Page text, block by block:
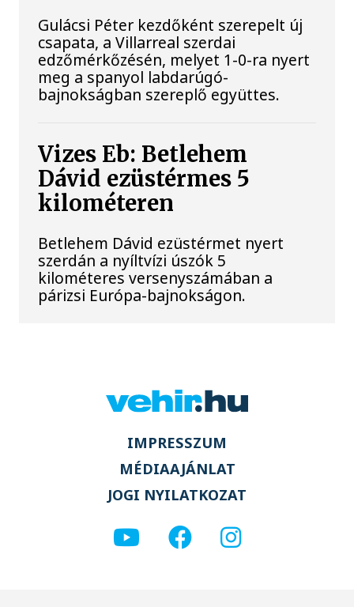
Gulácsi Péter kezdőként szerepelt új
csapata, a Villarreal szerdai
edzőmérkőzésén, melyet 1-0-ra nyert
meg a spanyol labdarúgó-
bajnokságban szereplő együttes.
Vizes Eb: Betlehem
Dávid ezüstérmes 5
kilométeren
Betlehem Dávid ezüstérmet nyert
szerdán a nyíltvízi úszók 5
kilométeres versenyszámában a
párizsi Európa-bajnokságon.
IMPRESSZUM
MÉDIAAJÁNLAT
JOGI NYILATKOZAT